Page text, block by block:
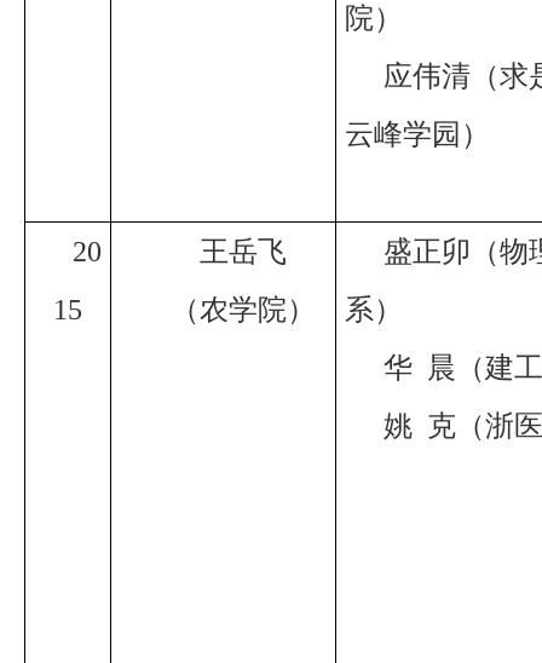
院）
应伟清（求
云峰学园）
20
15
王岳飞
（农学院）
盛正卯（物
系）
华 晨（建
姚 克（浙